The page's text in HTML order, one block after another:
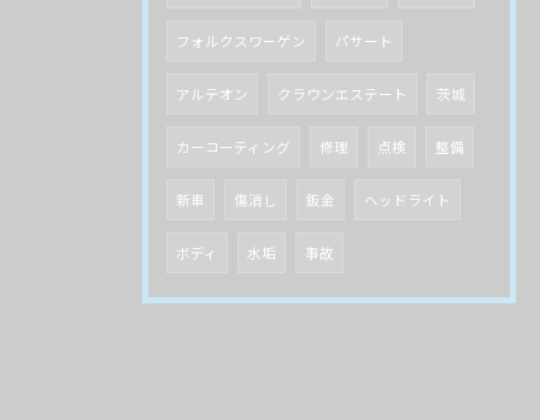
フォルクスワーゲン パサート
アルテオン クラウンエステート 茨城
カーコーティング 修理 点検 整備
新車 傷消し 鈑金 ヘッドライト
ボディ 水垢 事故